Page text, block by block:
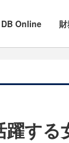
DB Online
す